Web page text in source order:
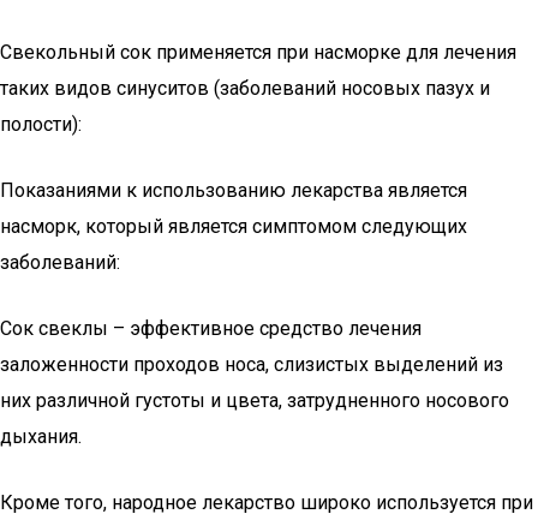
Свекольный сок применяется при насморке для лечения
таких видов синуситов (заболеваний носовых пазух и
полости):
Показаниями к использованию лекарства является
насморк, который является симптомом следующих
заболеваний:
Сок свеклы – эффективное средство лечения
заложенности проходов носа, слизистых выделений из
них различной густоты и цвета, затрудненного носового
дыхания.
Кроме того, народное лекарство широко используется при